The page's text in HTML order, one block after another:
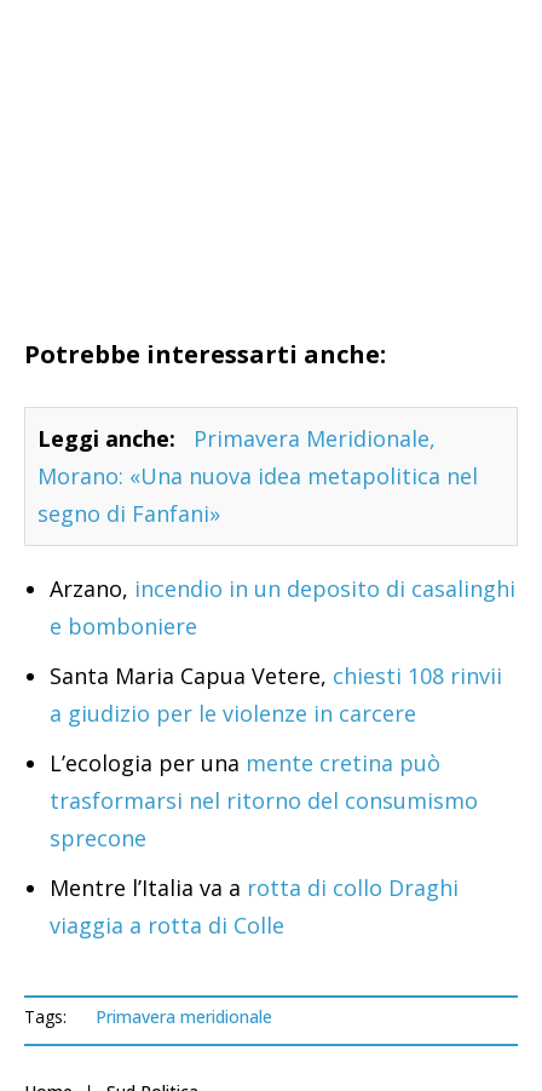
Potrebbe interessarti anche:
Leggi anche:
Primavera Meridionale,
Morano: «Una nuova idea metapolitica nel
segno di Fanfani»
Arzano, incendio in un deposito di casalinghi
e bomboniere
Santa Maria Capua Vetere, chiesti 108 rinvii
a giudizio per le violenze in carcere
L’ecologia per una mente cretina può
trasformarsi nel ritorno del consumismo
sprecone
Mentre l’Italia va a rotta di collo Draghi
viaggia a rotta di Colle
Tags: Primavera meridionale